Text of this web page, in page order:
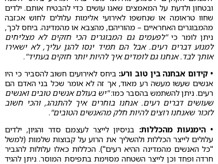
ובטחון ולדעת על המאמצים שאנו עושים כדי להבטיח אותם. ילדים
שחוו טראומה או שנחשפו לאירועי אלימות עלולים לחוש אכזבה
מהמבוגרים האחראיים – מהוריהם, מהצבא או מהמדינה. ביחס לכך,
ניתן לומר כי"לפעמים גם המבוגרים הכי חזקים לא מצליחים
למנוע דברים רעים. אבל הם תמיד ינסו להגן עליך, לא ישאירו
אותך לבד. אנחנו גם לומדים איך להיות יותר חזקים בעתיד".
• קידום אבחנה בין טוב ורע: ביחס לאירועים חשוב להסביר כי היו
אנשים שעשו מעשה רע מאוד, אך זה לא אומר שכל בני האדם הם
רעים. ניתן להשתמש בהסבר כמו:"יש בעולם אנשים טובים ואנשים
שעושים דברים רעים. אנחנו בוחרים איך להתנהג, והכי חשוב
לזכור שאנחנו רוצים להיות חלק מהאנשים הטובים".
• הימנעות מהכללות: בניסיון לייצר לעצמם סדר והגיון, ילדים
עלולים לייצר הכללות ולהשליך את הרוע על קבוצות שלמות (למשל
"כל האנשים מהמדינה ההיא רעים"). הכללות כאלו עלולות להגביר
חרדה ופחד וכן לייצר השטחה מסוימת בתפיסת המוסר. ניתן להגיד